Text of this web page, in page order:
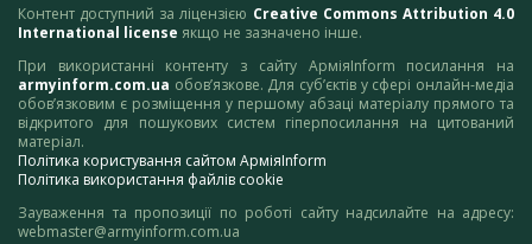
Контент доступний за ліцензією Creative Commons Attribution 4.0
International license якщо не зазначено інше.
При використанні контенту з сайту АрміяInform посилання на
armyinform.com.ua обов’язкове. Для суб’єктів у сфері онлайн-медіа
обов’язковим є розміщення у першому абзаці матеріалу прямого та
відкритого для пошукових систем гіперпосилання на цитований
матеріал.
Політика користування сайтом АрміяInform
Політика використання файлів cookie
Зауваження та пропозиції по роботі сайту надсилайте на адресу:
webmaster@armyinform.com.ua